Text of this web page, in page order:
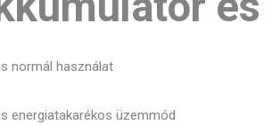
normál használat
energiatakarékos üzemmód